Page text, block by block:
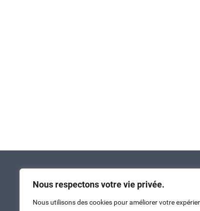
Nous respectons votre vie privée.
Nous utilisons des cookies pour améliorer votre